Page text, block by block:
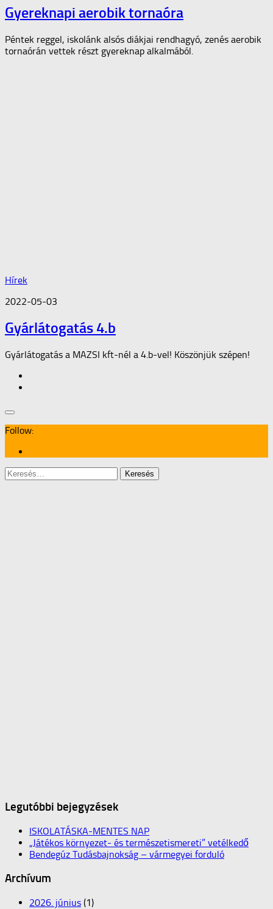
Gyereknapi aerobik tornaóra
Péntek reggel, iskolánk alsós diákjai rendhagyó, zenés aerobik
tornaórán vettek részt gyereknap alkalmából.
Hírek
2022-05-03
Gyárlátogatás 4.b
Gyárlátogatás a MAZSI kft-nél a 4.b-vel! Köszönjük szépen!
Follow:
Keresés:
Legutóbbi bejegyzések
ISKOLATÁSKA-MENTES NAP
„Játékos környezet- és természetismereti” vetélkedő
Bendegúz Tudásbajnokság – vármegyei forduló
Archívum
2026. június (1)